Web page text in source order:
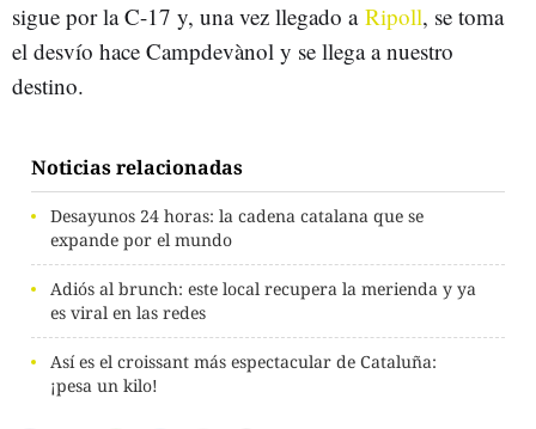
sigue por la C-17 y, una vez llegado a Ripoll, se toma
el desvío hace Campdevànol y se llega a nuestro
destino.
Noticias relacionadas
Desayunos 24 horas: la cadena catalana que se
expande por el mundo
Adiós al brunch: este local recupera la merienda y ya
es viral en las redes
Así es el croissant más espectacular de Cataluña:
¡pesa un kilo!